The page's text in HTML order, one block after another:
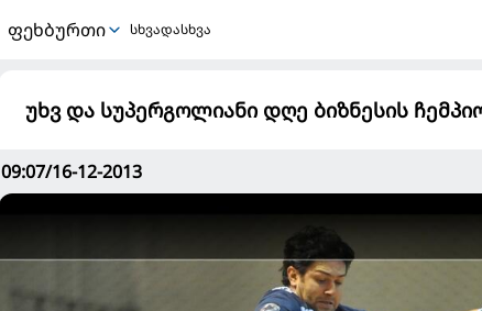
ᲤᲔᲮᲑᲣᲠᲗᲘ სხვადასხვა
უხვ და სუპერგოლიანი დღე ბიზნესის
09:07/16-12-2013